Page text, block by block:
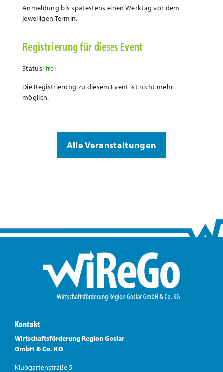
Anmeldung bis spätestens einen Werktag vor dem
jeweiligen Termin.
Registrierung für dieses Event
Status: frei
Die Registrierung zu diesem Event ist nicht mehr
möglich.
Alle Veranstaltungen
Kontakt
Wirtschaftsförderung Region Goslar
GmbH & Co. KG
Klubgartenstraße 5